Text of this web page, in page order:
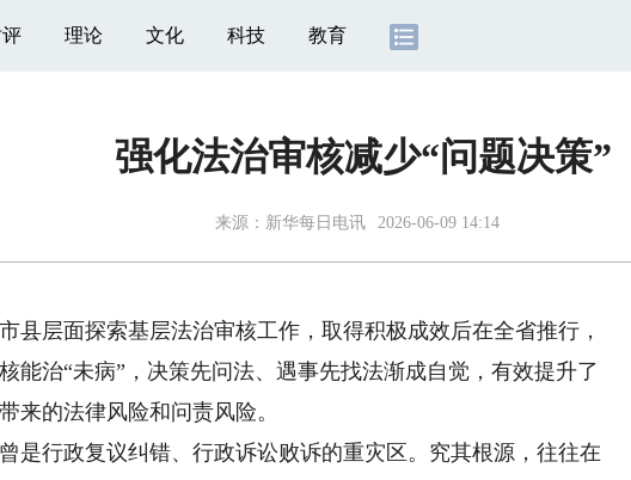
理论 文化 科技 教育
强化法治审核减少“问题决策”
来源： 新华每日电讯 2026-06-09 14:14
层面探索基层法治审核工作，取得积极成效后在全省推行，
能治“未病”，决策先问法、遇事先找法渐成自觉，有效提升了
来的法律风险和问责风险。
行政复议纠错、行政诉讼败诉的重灾区。究其根源，往往在